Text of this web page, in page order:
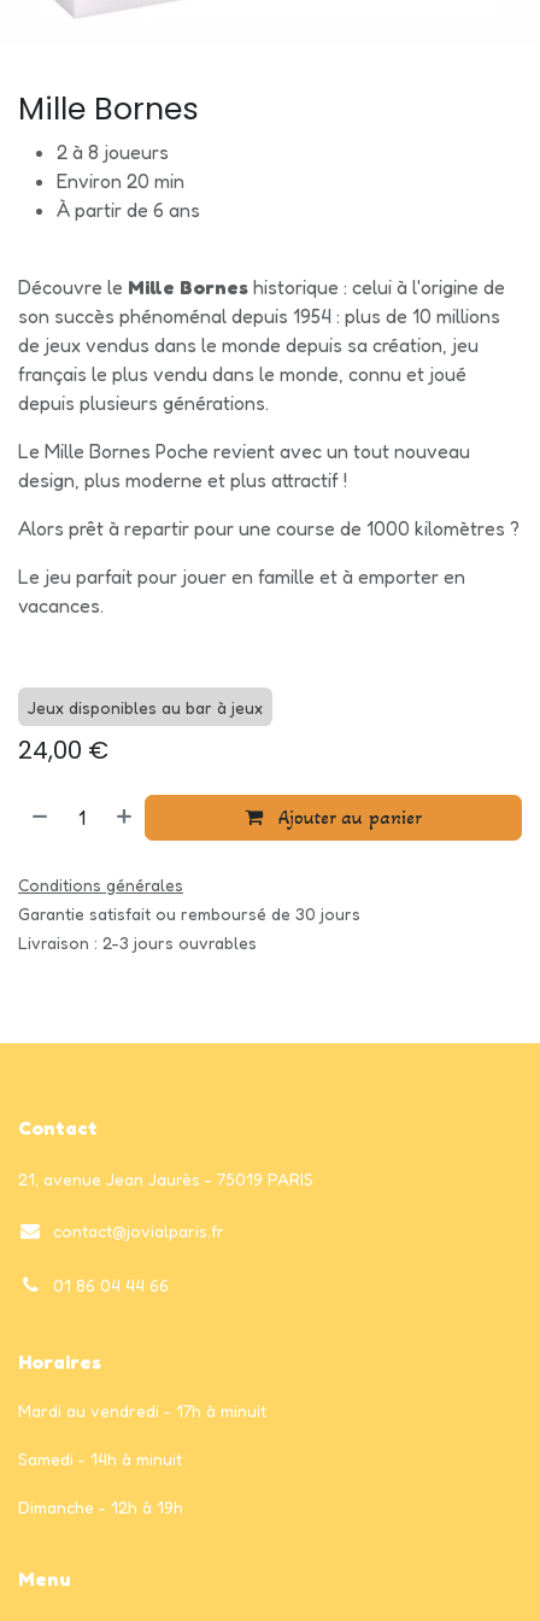
Mille Bornes
2 à 8 joueurs
Environ 20 min
À partir de 6 ans
Découvre le Mille Bornes historique : celui à l'origine de
son succès phénoménal depuis 1954 : plus de 10 millions
de jeux vendus dans le monde depuis sa création, jeu
français le plus vendu dans le monde, connu et joué
depuis plusieurs générations.
Le Mille Bornes Poche revient avec un tout nouveau
design, plus moderne et plus attractif !
Alors prêt à repartir pour une course de 1000 kilomètres ?
Le jeu parfait pour jouer en famille et à emporter en
vacances.
Jeux disponibles au bar à jeux
24,00 €
Ajouter au panier
Conditions générales
Garantie satisfait ou remboursé de 30 jours
Livraison : 2-3 jours ouvrables
Contact
21, avenue Jean Jaurès - 75019 PARIS
contact@jovialparis.fr
01 86 04 44 66
Horaires
Mardi au vendredi - 17h à minuit
Samedi - 14h à minuit
Dimanche - 12h à 19h
Menu